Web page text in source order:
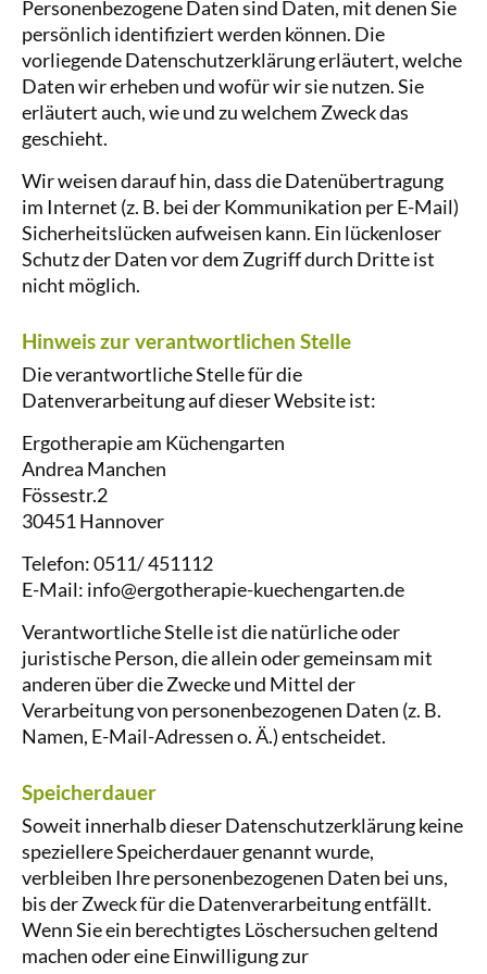
Personenbezogene Daten sind Daten, mit denen Sie
persönlich identifiziert werden können. Die
vorliegende Datenschutzerklärung erläutert, welche
Daten wir erheben und wofür wir sie nutzen. Sie
erläutert auch, wie und zu welchem Zweck das
geschieht.
Wir weisen darauf hin, dass die Datenübertragung
im Internet (z. B. bei der Kommunikation per E-Mail)
Sicherheitslücken aufweisen kann. Ein lückenloser
Schutz der Daten vor dem Zugriff durch Dritte ist
nicht möglich.
Hinweis zur verantwortlichen Stelle
Die verantwortliche Stelle für die
Datenverarbeitung auf dieser Website ist:
Ergotherapie am Küchengarten
Andrea Manchen
Fössestr.2
30451 Hannover
Telefon: 0511/ 451112
E-Mail: info@ergotherapie-kuechengarten.de
Verantwortliche Stelle ist die natürliche oder
juristische Person, die allein oder gemeinsam mit
anderen über die Zwecke und Mittel der
Verarbeitung von personenbezogenen Daten (z. B.
Namen, E-Mail-Adressen o. Ä.) entscheidet.
Speicherdauer
Soweit innerhalb dieser Datenschutzerklärung keine
speziellere Speicherdauer genannt wurde,
verbleiben Ihre personenbezogenen Daten bei uns,
bis der Zweck für die Datenverarbeitung entfällt.
Wenn Sie ein berechtigtes Löschersuchen geltend
machen oder eine Einwilligung zur